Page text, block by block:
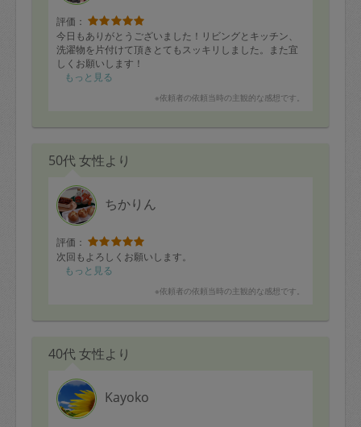
評価：
今日もありがとうございました！リビングとキッチン、
洗濯物を片付けて頂きとてもスッキリしました。また宜
しくお願いします！
もっと見る
※依頼者の依頼当時の主観的な感想です。
50代 女性より
ちかりん
評価：
次回もよろしくお願いします。
もっと見る
※依頼者の依頼当時の主観的な感想です。
40代 女性より
Kayoko